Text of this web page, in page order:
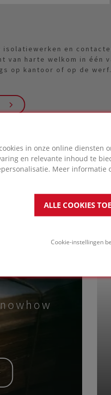
in onze online diensten
en relevante inhoud te
Meer informatie
ALLE COOKIES
Cookie-instellingen
isolatiewerken en
harte welkom in één
op kantoor of op de werf.